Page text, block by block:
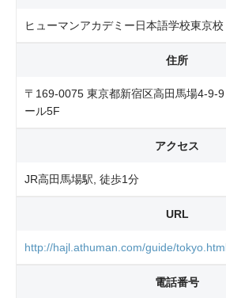
ヒューマンアカデミー日本語学校東京校
住所
〒169-0075 東京都新宿区高田馬場4-9-
ール5F
アクセス
JR高田馬場駅, 徒歩1分
URL
http://hajl.athuman.com/guide/
電話番号